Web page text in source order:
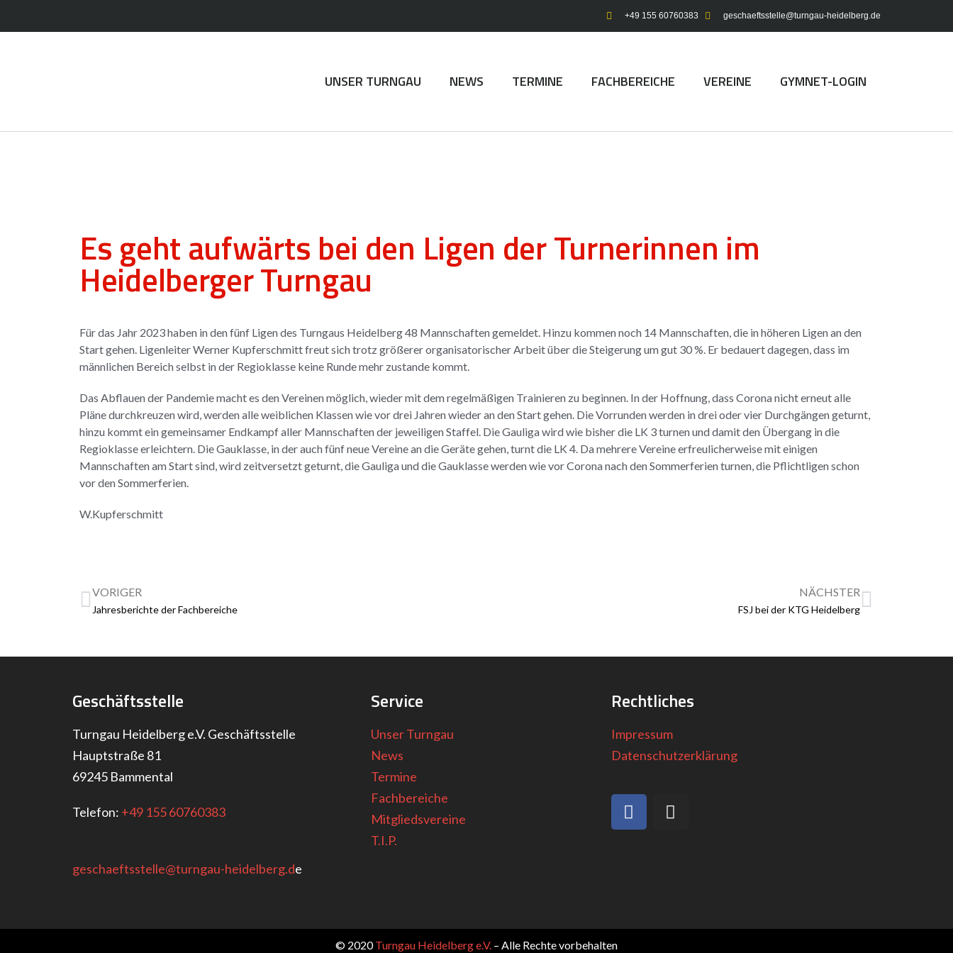
+49 155 60760383 geschaeftsstelle@turngau-heidelberg.de
UNSER TURNGAU NEWS TERMINE FACHBEREICHE VEREINE GYMNET-LOGIN
Es geht aufwärts bei den Ligen der Turnerinnen im
Heidelberger Turngau
Für das Jahr 2023 haben in den fünf Ligen des Turngaus Heidelberg 48 Mannschaften gemeldet. Hinzu kommen noch 14 Mannschaften, die in höheren Ligen an den
Start gehen. Ligenleiter Werner Kupferschmitt freut sich trotz größerer organisatorischer Arbeit über die Steigerung um gut 30 %. Er bedauert dagegen, dass im
männlichen Bereich selbst in der Regioklasse keine Runde mehr zustande kommt.
Das Abflauen der Pandemie macht es den Vereinen möglich, wieder mit dem regelmäßigen Trainieren zu beginnen. In der Hoffnung, dass Corona nicht erneut alle
Pläne durchkreuzen wird, werden alle weiblichen Klassen wie vor drei Jahren wieder an den Start gehen. Die Vorrunden werden in drei oder vier Durchgängen geturnt,
hinzu kommt ein gemeinsamer Endkampf aller Mannschaften der jeweiligen Staffel. Die Gauliga wird wie bisher die LK 3 turnen und damit den Übergang in die
Regioklasse erleichtern. Die Gauklasse, in der auch fünf neue Vereine an die Geräte gehen, turnt die LK 4. Da mehrere Vereine erfreulicherweise mit einigen
Mannschaften am Start sind, wird zeitversetzt geturnt, die Gauliga und die Gauklasse werden wie vor Corona nach den Sommerferien turnen, die Pflichtligen schon
vor den Sommerferien.
W.Kupferschmitt
VORIGER
Jahresberichte der Fachbereiche
NÄCHSTER
FSJ bei der KTG Heidelberg
Geschäftsstelle
Turngau Heidelberg e.V. Geschäftsstelle
Hauptstraße 81
69245 Bammental
Telefon: +49 155 60760383
geschaeftsstelle@turngau-heidelberg.de
Service
Unser Turngau
News
Termine
Fachbereiche
Mitgliedsvereine
T.I.P.
Rechtliches
Impressum
Datenschutzerklärung
© 2020Turngau Heidelberg e.V. – Alle Rechte vorbehalten